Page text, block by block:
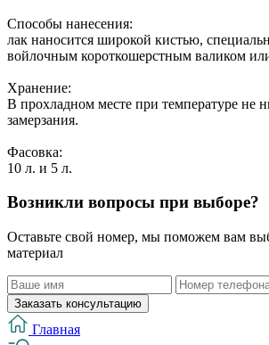
Способы нанесения:
лак наносится широкой кистью,
войлочным короткошерстным валиком
Хранение:
В прохладном месте при температуре не
замерзания.
Фасовка:
10 л. и 5 л.
Возникли вопросы при выборе?
Оставьте свой номер, мы поможем вам
материал
Заказать консультацию
Главная